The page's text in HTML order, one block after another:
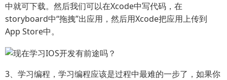
中就可下载。然后我们可以在Xcode中写代码，在
storyboard中“拖拽”出应用，然后用Xcode把应用上传到
App Store中。
3、学习编程，学习编程应该是过程中最难的一步了，如果你